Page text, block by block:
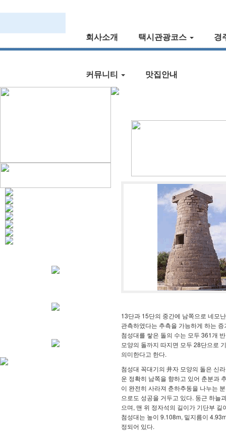
회사소개 택시관광코스 경
커뮤니티 맛집안내
13단과 15단의 중간에 남쪽으로 네모
관측하였다는 추측을 가능하게 하는
첨성대를 쌓은 돌의 수는 모두 361개
모양의 돌까지 따지면 모두 28단으로
의미한다고 한다.
첨성대 꼭대기의 井자 모양의 돌은 신
운 정확히 남쪽을 향하고 있어 춘분과
이 완전히 사라져 춘하추동을 나누는
으로도 성공을 거두고 있다. 둥근 하늘
으며, 맨 위 정자석의 길이가 기단부
첨성대는 높이 9.108m, 밑지름이
정되어 있다.